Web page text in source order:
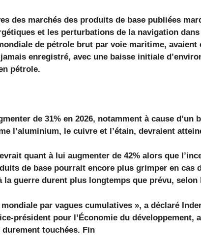
des marchés des produits de base publiées
et les perturbations de la navigation
de pétrole brut par voie maritime,
enregistré, avec une baisse initiale
pétrole.
de 31% en 2026, notamment à cause
l’aluminium, le cuivre et l’étain, devraient
quant à lui augmenter de 42% alors que
de base pourrait encore plus grimper en cas
la guerre durent plus longtemps que prévu, selon
par vagues cumulatives », a déclaré
président pour l’Économie du
touchées. Fin